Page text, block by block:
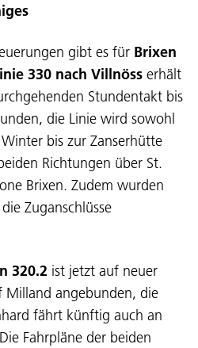
gibt es für Brixen
330 nach Villnöss erhält
Stundentakt bis
die Linie wird sowohl
bis zur Zanserhütte
Richtungen über St.
Brixen. Zudem wurden
Zuganschlüsse
320.2 ist jetzt auf neuer
Milland angebunden, die
fährt künftig auch an
Fahrpläne der beiden